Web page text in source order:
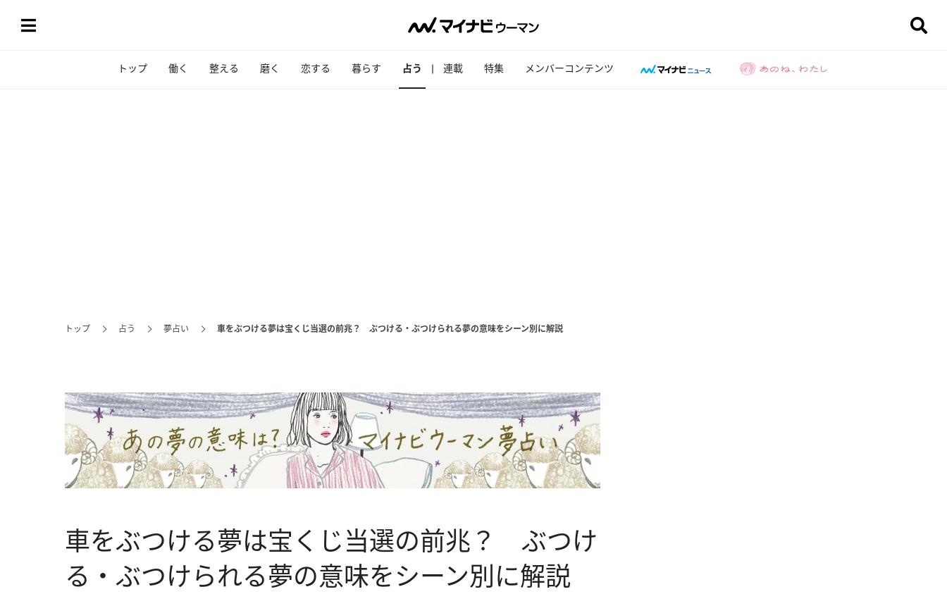
トップ 働く 整える 磨く 恋する 暮らす 占う 連載 特集 メンバーコンテンツ
トップ 占う 夢占い 車をぶつける夢は宝くじ当選の前兆？ ぶつける・ぶつけられる夢の意味をシーン別に解説
車をぶつける夢は宝くじ当選の前兆？ ぶつけ
る・ぶつけられる夢の意味をシーン別に解説